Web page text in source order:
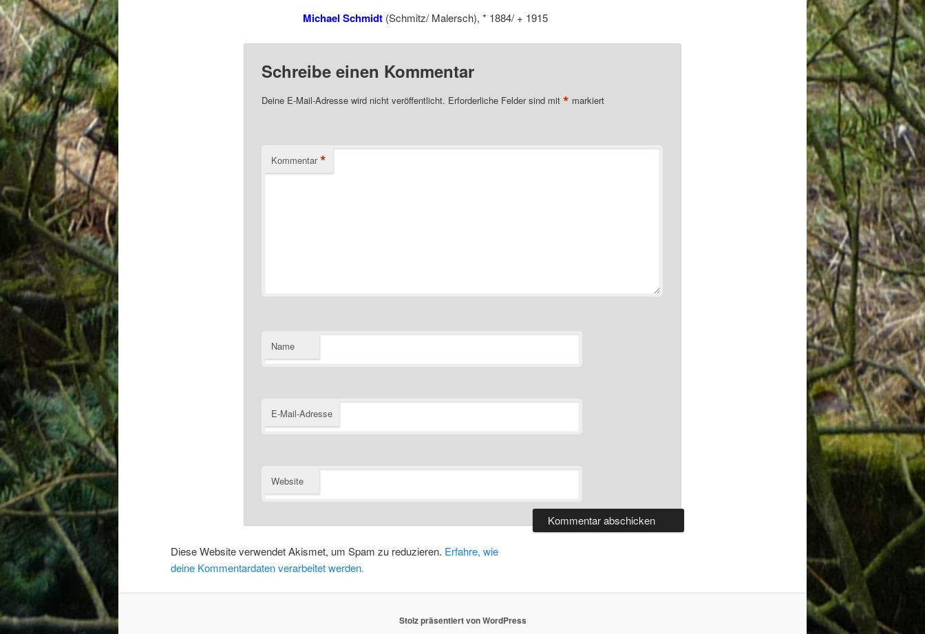
Michael Schmidt (Schmitz/ Malersch), * 1884/ + 1915
Schreibe einen Kommentar
Deine E-Mail-Adresse wird nicht veröffentlicht. Erforderliche Felder sind mit * markiert
Kommentar *
Name
E-Mail-Adresse
Website
Diese Website verwendet Akismet, um Spam zu reduzieren. Erfahre, wie
deine Kommentardaten verarbeitet werden.
Stolz präsentiert von WordPress